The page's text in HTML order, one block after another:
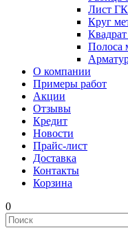
Лист ГК
Круг
Полоса
О компании
Примеры работ
Акции
Отзывы
Кредит
Новости
Прайс-лист
Доставка
Контакты
Корзина
0